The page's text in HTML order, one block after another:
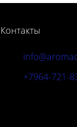
Контакты
+7964-721-